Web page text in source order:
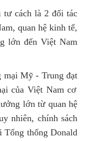
cách là 2 đối tác
quan hệ kinh tế,
lớn đến Việt Nam
mại Mỹ - Trung đạt
của Việt Nam cơ
lớn từ quan hệ
nhiên, chính sách
Tổng thống Donald